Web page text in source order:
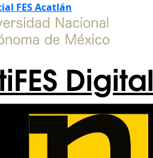
FES Acatlán
Digital